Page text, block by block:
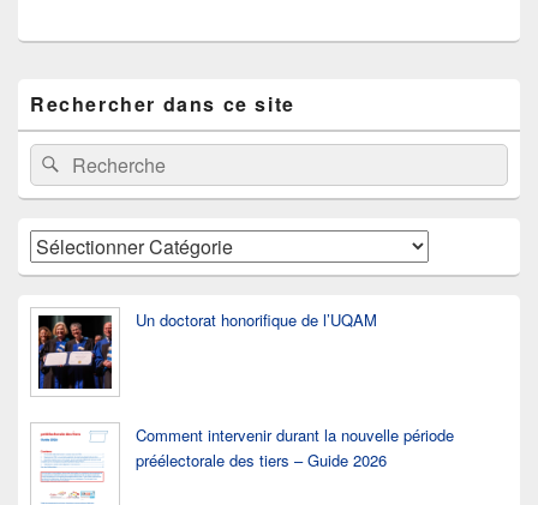
principale
de
widget
pour
la
latérale
Rechercher dans ce site
Recherche :Rechercher
Catégories
Un doctorat honorifique de l’UQAM
Comment intervenir durant la nouvelle période
préélectorale des tiers – Guide 2026